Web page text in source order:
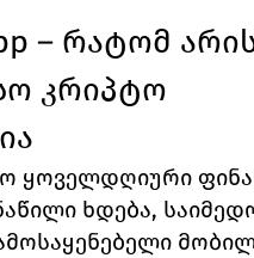
– რატომ
კრიპტო
ყოველდღიური
ხდება,